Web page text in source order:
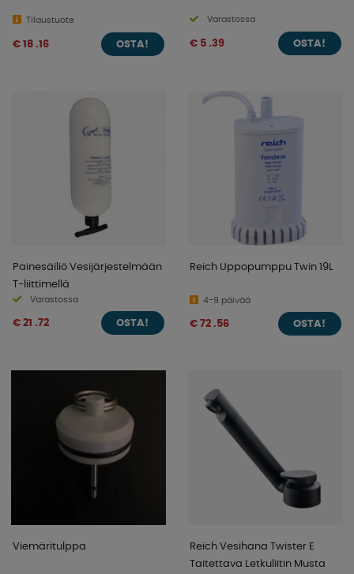
Tilaustuote
€ 18 .16 OSTA!
Varastossa
€ 5 .39 OSTA!
Painesäiliö Vesijärjestelmään
T-liittimellä
Varastossa
€ 21 .72 OSTA!
Reich Uppopumppu Twin 19L
4-9 päivää
€ 72 .56 OSTA!
Viemäritulppa
Reich Vesihana Twister E
Taitettava Letkuliitin Musta